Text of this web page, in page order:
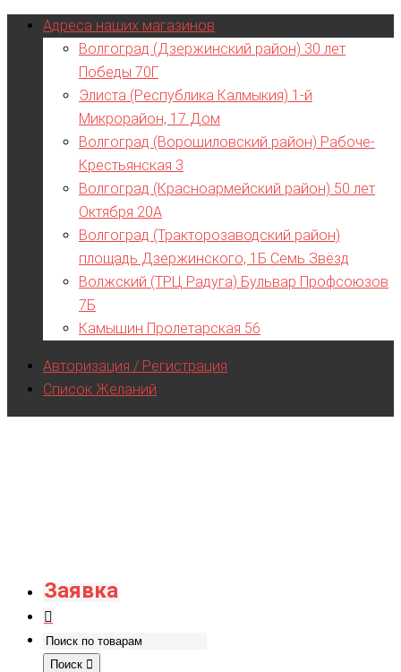
Адреса наших магазинов
Волгоград (Дзержинский район) 30 лет
Победы 70Г
Элиста (Республика Калмыкия) 1-й
Микрорайон, 17 Дом
Волгоград (Ворошиловский район) Рабоче-
Крестьянская 3
Волгоград (Красноармейский район) 50 лет
Октября 20А
Волгоград (Тракторозаводский район)
площадь Дзержинского, 1Б Семь Звёзд
Волжский (ТРЦ Радуга) Бульвар Профсоюзов
7Б
Камышин Пролетарская 56
Авторизация / Регистрация
Список Желаний
Заявка
Поиск